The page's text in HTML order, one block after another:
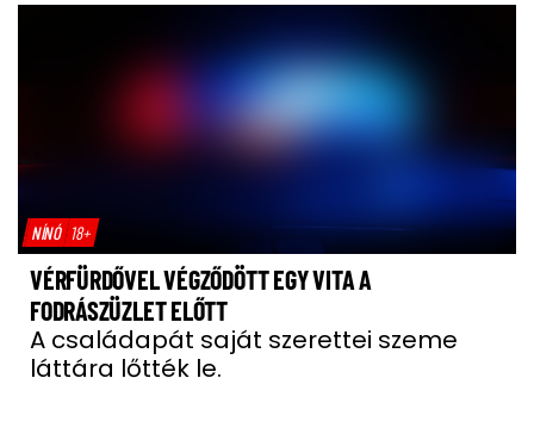
NÍNÓ 18+
VÉRFÜRDŐVEL VÉGZŐDÖTT EGY VITA A
FODRÁSZÜZLET ELŐTT
A családapát saját szerettei szeme
láttára lőtték le.